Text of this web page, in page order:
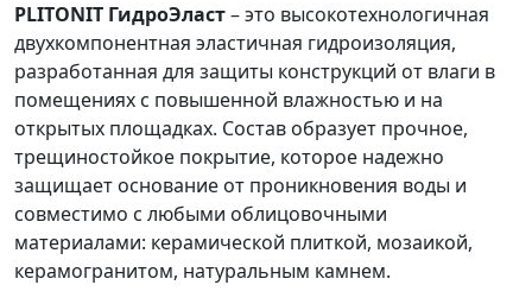
PLITONIT ГидроЭласт– это высокотехнологичная
двухкомпонентная эластичная гидроизоляция,
разработанная для защиты конструкций от влаги в
помещениях с повышенной влажностью и на
открытых площадках. Состав образует прочное,
трещиностойкое покрытие, которое надежно
защищает основание от проникновения воды и
совместимо с любыми облицовочными
материалами: керамической плиткой, мозаикой,
керамогранитом, натуральным камнем.